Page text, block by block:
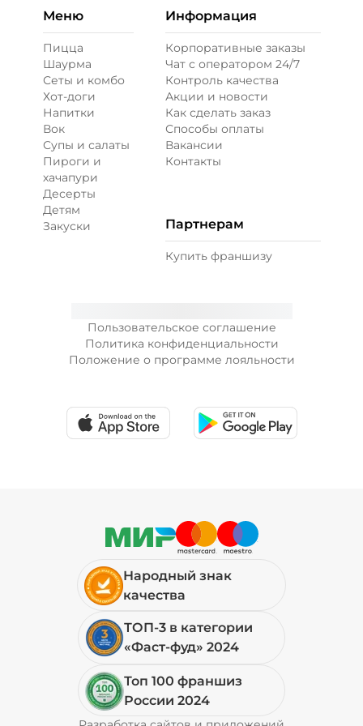
Пользовательское соглашение
Политика конфиденциальности
Положение о программе лояльности
Меню
Пицца
Шаурма
Сеты и комбо
Хот-доги
Напитки
Вок
Супы и салаты
Пироги и
хачапури
Десерты
Детям
Закуски
Информация
Корпоративные заказы
Чат с оператором 24/7
Контроль качества
Акции и новости
Как сделать заказ
Способы оплаты
Вакансии
Контакты
Партнерам
Купить франшизу
Народный знак
качества
ТОП-3 в категории
«Фаст-фуд» 2024
Топ 100 франшиз
России 2024